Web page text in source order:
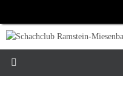
springen